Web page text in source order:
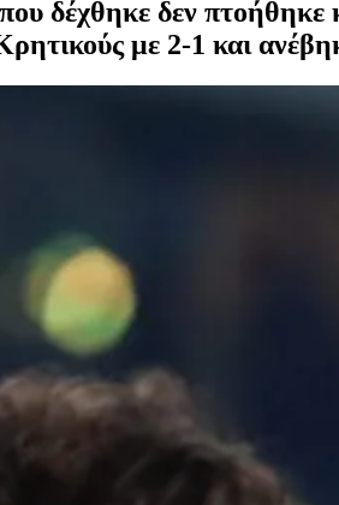
δέχθηκε δεν πτοήθηκε
με 2-1 και